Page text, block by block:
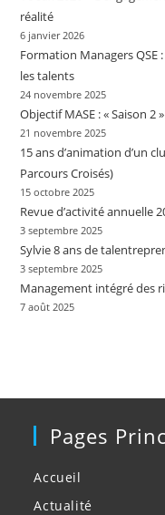
réalité
6 janvier 2026
Formation Managers QSE
les talents
24 novembre 2025
Objectif MASE : « Saison 2
21 novembre 2025
15 ans d’animation d’un
Parcours Croisés)
15 octobre 2025
Revue d’activité annuelle
3 septembre 2025
Sylvie 8 ans de
3 septembre 2025
Management intégré des
7 août 2025
Pages
Accueil
Actualité